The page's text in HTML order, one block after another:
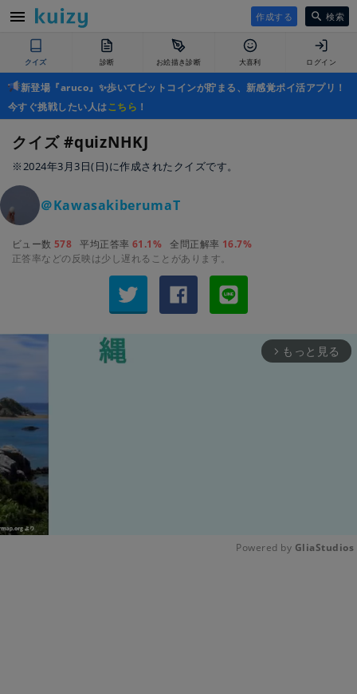
作成する 検索
クイズ 診断 お絵描き診断 大喜利 ログイン
新登場『aruco』✨歩いてビットコインが貯まる、新感覚ポイ活アプリ！
今すぐ挑戦したい人はこちら ！
クイズ #quizNHKJ
※2024年3月3日(日)に作成されたクイズです。
＠KawasakiberumaT
ビュー数 578 平均正答率 61.1% 全問正解率 16.7%
正答率などの反映は少し遅れることがあります。
arrow_forward_ios もっと見る
Powered by GliaStudios